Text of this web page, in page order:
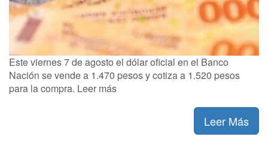
Este viernes 7 de agosto el dólar oficial en el Banco
Nación se vende a 1.470 pesos y cotiza a 1.520 pesos
para la compra. Leer más
Leer Más